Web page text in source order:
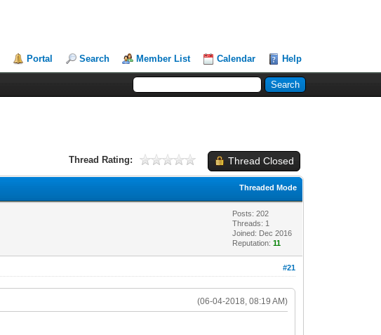
Portal Search Member List Calendar Help
Thread Closed
Thread Rating:
Threaded Mode
Posts: 202
Threads: 1
Joined: Dec 2016
Reputation:11
#21
(06-04-2018, 08:19 AM)